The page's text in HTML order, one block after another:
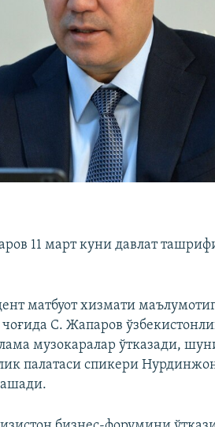
11 март куни давлат
матбуот хизмати
С. Жапаров
музокаралар ўтказади,
палатаси спикери